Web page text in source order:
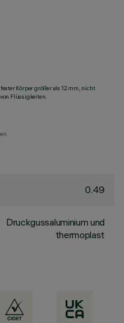
Körper größer als 12 mm, nicht
Flüssigkeiten.
0.49
Druckgussaluminium und
thermoplast